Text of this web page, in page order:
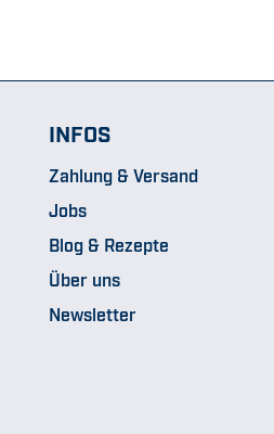
INFOS
Zahlung & Versand
Jobs
Blog & Rezepte
Über uns
Newsletter